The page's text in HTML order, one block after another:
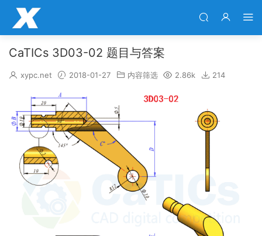
CaTICs 3D03-02 题目与答案
xypc.net 2018-01-27 内容筛选 2.86k 214